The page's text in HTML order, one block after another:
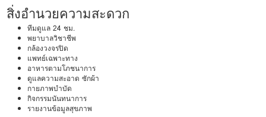
สิ่งอำนวยความสะดวก
ทีมดูแล 24 ชม.
พยาบาลวิชาชีพ
กล้องวงจรปิด
แพทย์เฉพาะทาง
อาหารตามโภชนาการ
ดูแลความสะอาด ซักผ้า
กายภาพบำบัด
กิจกรรมนันทนาการ
รายงานข้อมูลสุขภาพ